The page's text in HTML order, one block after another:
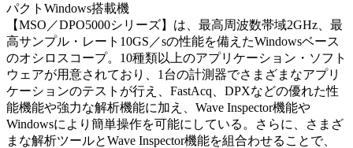
パクトWindows搭載機
【MSO／DPO5000シリーズ】は、最高周波数帯域2GHz、最
高サンプル・レート10GS／sの性能を備えたWindowsベース
のオシロスコープ。10種類以上のアプリケーション・ソフト
ウェアが用意されており、1台の計測器でさまざまなアプリ
ケーションのテストが行え、FastAcq、DPXなどの優れた性
能機能や強力な解析機能に加え、Wave Inspector機能や
Windowsにより簡単操作を可能にしている。さらに、さまざ
まな解析ツールとWave Inspector機能を組合わせることで、